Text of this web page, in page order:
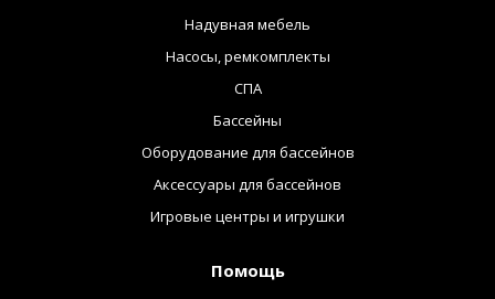
Надувная мебель
Насосы, ремкомплекты
СПА
Бассейны
Оборудование для бассейнов
Аксессуары для бассейнов
Игровые центры и игрушки
Помощь